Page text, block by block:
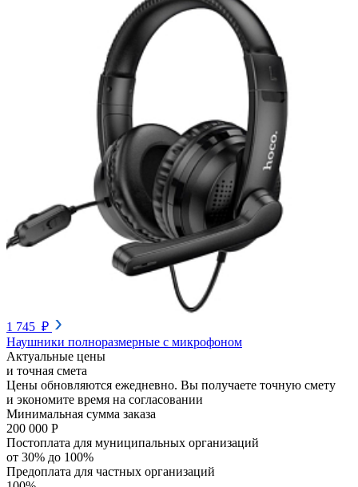
1 745 ₽
Наушники полноразмерные с микрофоном
Актуальные цены
и точная смета
Цены обновляются ежедневно. Вы получаете точную смету
и экономите время на согласовании
Минимальная сумма заказа
200 000 Р
Постоплата для муниципальных организаций
от 30% до 100%
Предоплата для частных организаций